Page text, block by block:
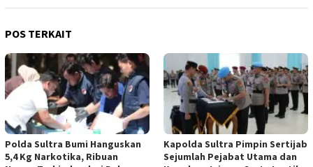
POS TERKAIT
Polda Sultra Bumi Hanguskan
5,4 Kg Narkotika, Ribuan
Kapolda Sultra Pimpin Sertijab
Sejumlah Pejabat Utama dan